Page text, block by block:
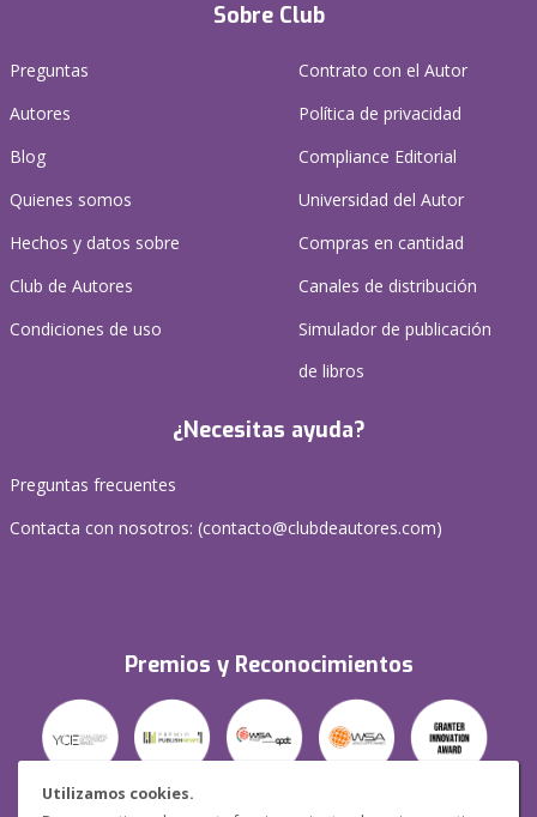
Utilizamos cookies.
Sobre Club
Preguntas
Autores
Blog
Quienes somos
Hechos y datos sobre
Club de Autores
Condiciones de uso
Contrato con el Autor
Política de privacidad
Compliance Editorial
Universidad del Autor
Compras en cantidad
Canales de distribución
Simulador de publicación
de libros
¿Necesitas ayuda?
Preguntas frecuentes
Contacta con nosotros: (contacto@clubdeautores.com)
Premios y Reconocimientos